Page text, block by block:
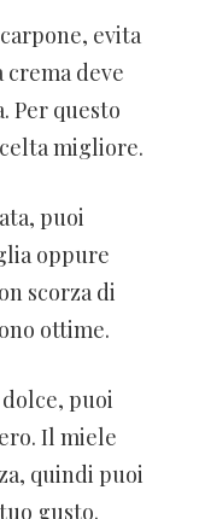
evita
deve
Per questo
migliore.
puoi
oppure
scorza di
ottime.
puoi
Il miele
quindi puoi
gusto.